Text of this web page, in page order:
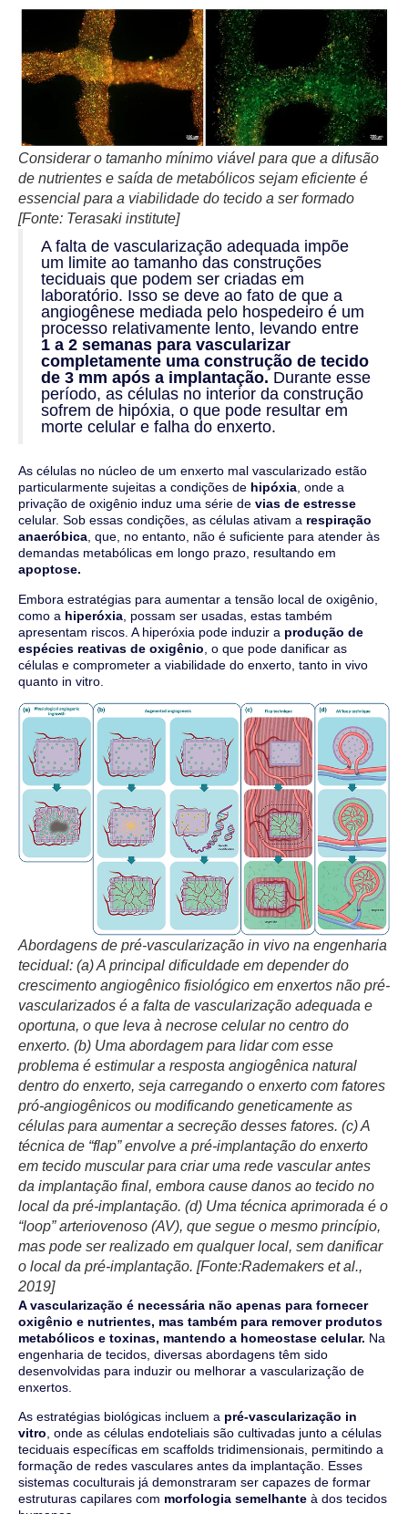
Considerar o tamanho mínimo viável para que a difusão
de nutrientes e saída de metabólicos sejam eficiente é
essencial para a viabilidade do tecido a ser formado
[Fonte: Terasaki institute]
A falta de vascularização adequada impõe
um limite ao tamanho das construções
teciduais que podem ser criadas em
laboratório. Isso se deve ao fato de que a
angiogênese mediada pelo hospedeiro é um
processo relativamente lento, levando entre
1 a 2 semanas para vascularizar
completamente uma construção de tecido
de 3 mm após a implantação. Durante esse
período, as células no interior da construção
sofrem de hipóxia, o que pode resultar em
morte celular e falha do enxerto.
As células no núcleo de um enxerto mal vascularizado estão
particularmente sujeitas a condições de hipóxia, onde a
privação de oxigênio induz uma série de vias de estresse
celular. Sob essas condições, as células ativam a respiração
anaeróbica, que, no entanto, não é suficiente para atender às
demandas metabólicas em longo prazo, resultando em
apoptose.
Embora estratégias para aumentar a tensão local de oxigênio,
como a hiperóxia , possam ser usadas, estas também
apresentam riscos. A hiperóxia pode induzir a produção de
espécies reativas de oxigênio , o que pode danificar as
células e comprometer a viabilidade do enxerto, tanto in vivo
quanto in vitro.
Abordagens de pré-vascularização in vivo na engenharia
tecidual: (a) A principal dificuldade em depender do
crescimento angiogênico fisiológico em enxertos não pré-
vascularizados é a falta de vascularização adequada e
oportuna, o que leva à necrose celular no centro do
enxerto. (b) Uma abordagem para lidar com esse
problema é estimular a resposta angiogênica natural
dentro do enxerto, seja carregando o enxerto com fatores
pró-angiogênicos ou modificando geneticamente as
células para aumentar a secreção desses fatores. (c) A
técnica de “flap” envolve a pré-implantação do enxerto
em tecido muscular para criar uma rede vascular antes
da implantação final, embora cause danos ao tecido no
local da pré-implantação. (d) Uma técnica aprimorada é o
“loop” arteriovenoso (AV), que segue o mesmo princípio,
mas pode ser realizado em qualquer local, sem danificar
o local da pré-implantação. [Fonte:Rademakers et al.,
2019]
A vascularização é necessária não apenas para fornecer
oxigênio e nutrientes, mas também para remover produtos
metabólicos e toxinas, mantendo a homeostase celular. Na
engenharia de tecidos, diversas abordagens têm sido
desenvolvidas para induzir ou melhorar a vascularização de
enxertos.
As estratégias biológicas incluem a pré-vascularização in
vitro, onde as células endoteliais são cultivadas junto a células
teciduais específicas em scaffolds tridimensionais, permitindo a
formação de redes vasculares antes da implantação. Esses
sistemas coculturais já demonstraram ser capazes de formar
estruturas capilares com morfologia semelhante à dos tecidos